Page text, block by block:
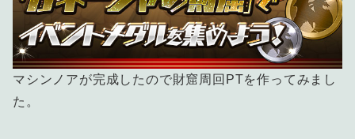
マシンノアが完成したので財窟周回PTを作ってみまし
た。